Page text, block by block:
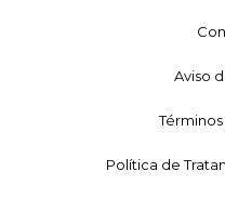
Aviso
Política de